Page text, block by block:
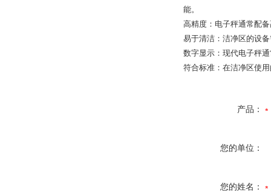
能。
高精度：电子秤通常配
易于清洁：洁净区的设
数字显示：现代电子秤
符合标准：在洁净区使
产品：
您的单位：
您的姓名：